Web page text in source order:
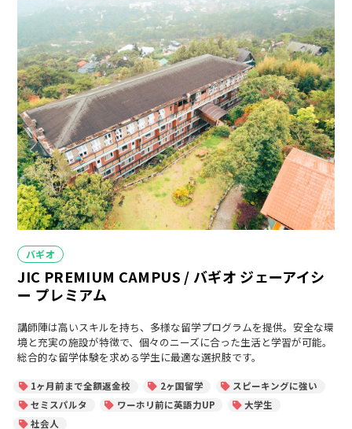
カ
テ
ゴ
リ
バギオ
JIC PREMIUM CAMPUS / バギオ ジェーアイシ
ー プレミアム
講師陣は高いスキルを持ち、多様な留学プログラムを提供。安全な環
境と充実の施設が特徴で、個々のニーズに合った生活と学習が可能。
総合的な留学体験を求める学生に最適な選択肢です。
1ヶ月前まで全額返金校 2ヶ国留学
スピーキングに強い
セミスパルタ
ワーホリ前に英語力UP
大学生
社会人